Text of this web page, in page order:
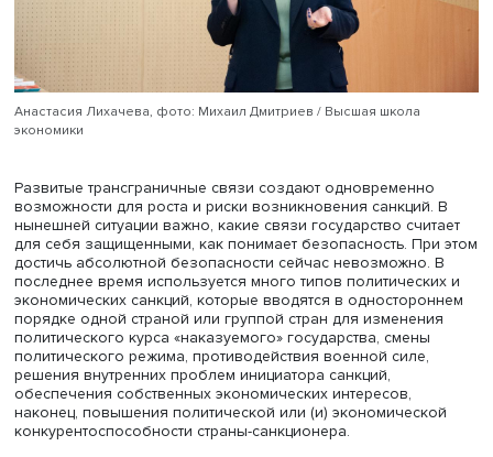
Анастасия Лихачева, фото: Михаил Дмитриев / Высшая школа
экономики
Развитые трансграничные связи создают
возможности для роста и риски возникновения